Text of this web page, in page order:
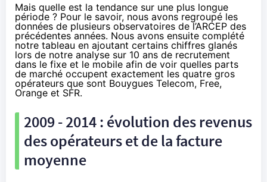
Mais quelle est la tendance sur une plus longue
période ? Pour le savoir, nous avons regroupé les
données de plusieurs observatoires de l’ARCEP des
précédentes années. Nous avons ensuite complété
notre tableau en ajoutant certains chiffres glanés
lors de notre analyse sur 10 ans de recrutement
dans le fixe et le mobile afin de voir quelles parts
de marché occupent exactement les quatre gros
opérateurs que sont Bouygues Telecom, Free,
Orange et SFR.
2009 - 2014 : évolution des revenus
des opérateurs et de la facture
moyenne